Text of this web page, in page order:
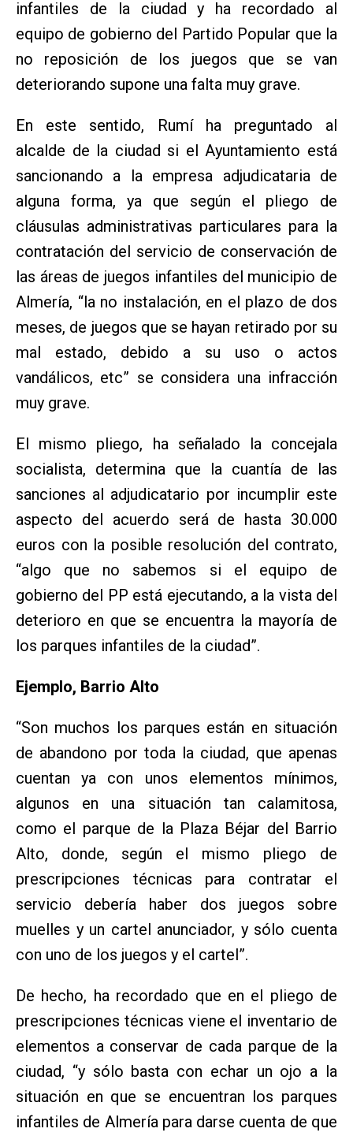
infantiles de la ciudad y ha recordado al
equipo de gobierno del Partido Popular que la
no reposición de los juegos que se van
deteriorando supone una falta muy grave.
En este sentido, Rumí ha preguntado al
alcalde de la ciudad si el Ayuntamiento está
sancionando a la empresa adjudicataria de
alguna forma, ya que según el pliego de
cláusulas administrativas particulares para la
contratación del servicio de conservación de
las áreas de juegos infantiles del municipio de
Almería, “la no instalación, en el plazo de dos
meses, de juegos que se hayan retirado por su
mal estado, debido a su uso o actos
vandálicos, etc” se considera una infracción
muy grave.
El mismo pliego, ha señalado la concejala
socialista, determina que la cuantía de las
sanciones al adjudicatario por incumplir este
aspecto del acuerdo será de hasta 30.000
euros con la posible resolución del contrato,
“algo que no sabemos si el equipo de
gobierno del PP está ejecutando, a la vista del
deterioro en que se encuentra la mayoría de
los parques infantiles de la ciudad”.
Ejemplo, Barrio Alto
“Son muchos los parques están en situación
de abandono por toda la ciudad, que apenas
cuentan ya con unos elementos mínimos,
algunos en una situación tan calamitosa,
como el parque de la Plaza Béjar del Barrio
Alto, donde, según el mismo pliego de
prescripciones técnicas para contratar el
servicio debería haber dos juegos sobre
muelles y un cartel anunciador, y sólo cuenta
con uno de los juegos y el cartel”.
De hecho, ha recordado que en el pliego de
prescripciones técnicas viene el inventario de
elementos a conservar de cada parque de la
ciudad, “y sólo basta con echar un ojo a la
situación en que se encuentran los parques
infantiles de Almería para darse cuenta de que